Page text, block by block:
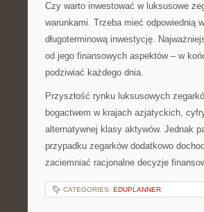
Czy warto inwestować w luksusowe
warunkami. Trzeba mieć odpowiednią
długoterminową inwestycję.
od jego finansowych aspektów – w
podziwiać każdego dnia.
Przyszłość rynku luksusowych
bogactwem w krajach azjatyckich,
alternatywnej klasy aktywów. Jednak
przypadku zegarków dodatkowo
zaciemniać racjonalne decyzje
CATEGORIES: EDUPLANNER